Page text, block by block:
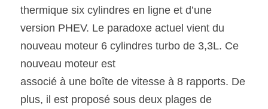
thermique six cylindres en ligne et d’une
version PHEV. Le paradoxe actuel vient du
nouveau moteur 6 cylindres turbo de 3,3L. Ce
nouveau moteur est
associé à une boîte de vitesse à 8 rapports. De
plus, il est proposé sous deux plages de